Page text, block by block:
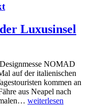
Luxusinsel
NOMAD
auf der italienischen
kommen an
aus Neapel nach
weiterlesen